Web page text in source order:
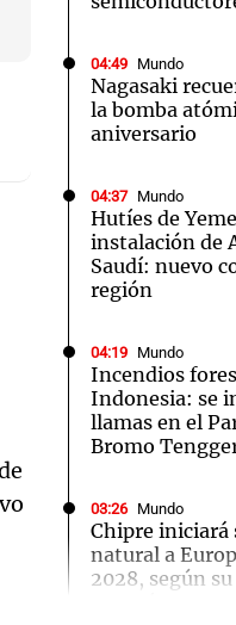
04:49 Mundo
Nagasaki
la bomba
aniversario
04:37 Mundo
Hutíes de
instalación de
Saudí: nuevo
región
04:19 Mundo
Incendios
Indonesia: se
llamas en el
Bromo
03:26 Mundo
Chipre iniciará
natural a
2028, según
Audio.
Cadena 3 en